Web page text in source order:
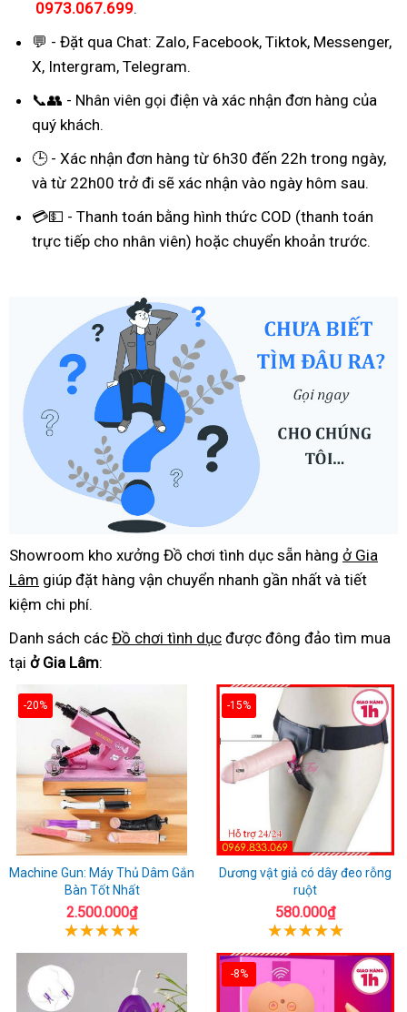
0973.067.699.
💬 - Đặt qua Chat: Zalo, Facebook, Tiktok, Messenger,
X, Intergram, Telegram.
📞👥 - Nhân viên gọi điện và xác nhận đơn hàng của
quý khách.
🕒 - Xác nhận đơn hàng từ 6h30 đến 22h trong ngày,
và từ 22h00 trở đi sẽ xác nhận vào ngày hôm sau.
💳💵 - Thanh toán bằng hình thức COD (thanh toán
trực tiếp cho nhân viên) hoặc chuyển khoản trước.
Showroom kho xưởng Đồ chơi tình dục sẵn hàng ở Gia
Lâm giúp đặt hàng vận chuyển nhanh gần nhất và tiết
kiệm chi phí.
Danh sách các Đồ chơi tình dục được đông đảo tìm mua
tại ở Gia Lâm:
-20%
Machine Gun: Máy Thủ Dâm Gắn
Bàn Tốt Nhất
2.500.000₫
-15%
Dương vật giả có dây đeo rỗng
ruột
580.000₫
-8%